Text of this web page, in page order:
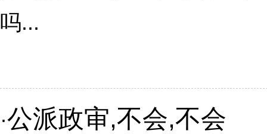
吗...
·公派政审,不会,不会